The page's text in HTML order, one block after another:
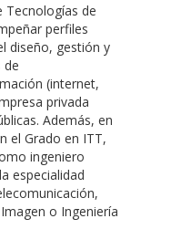
Tecnologías de
perfiles
diseño, gestión y
de
(internet,
privada
Además, en
el Grado en ITT,
ingeniero
especialidad
o Ingeniería